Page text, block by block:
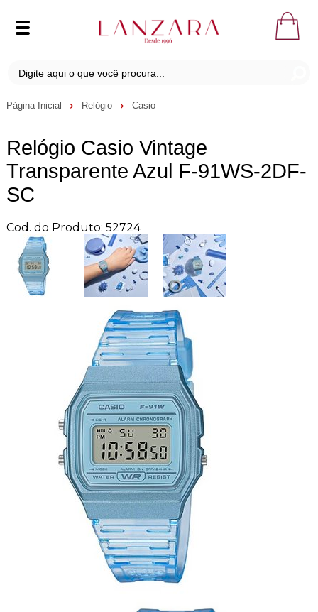
Página Inicial Relógio Casio
Relógio Casio Vintage
Transparente Azul F-91WS-2DF-
SC
Cod. do Produto: 52724